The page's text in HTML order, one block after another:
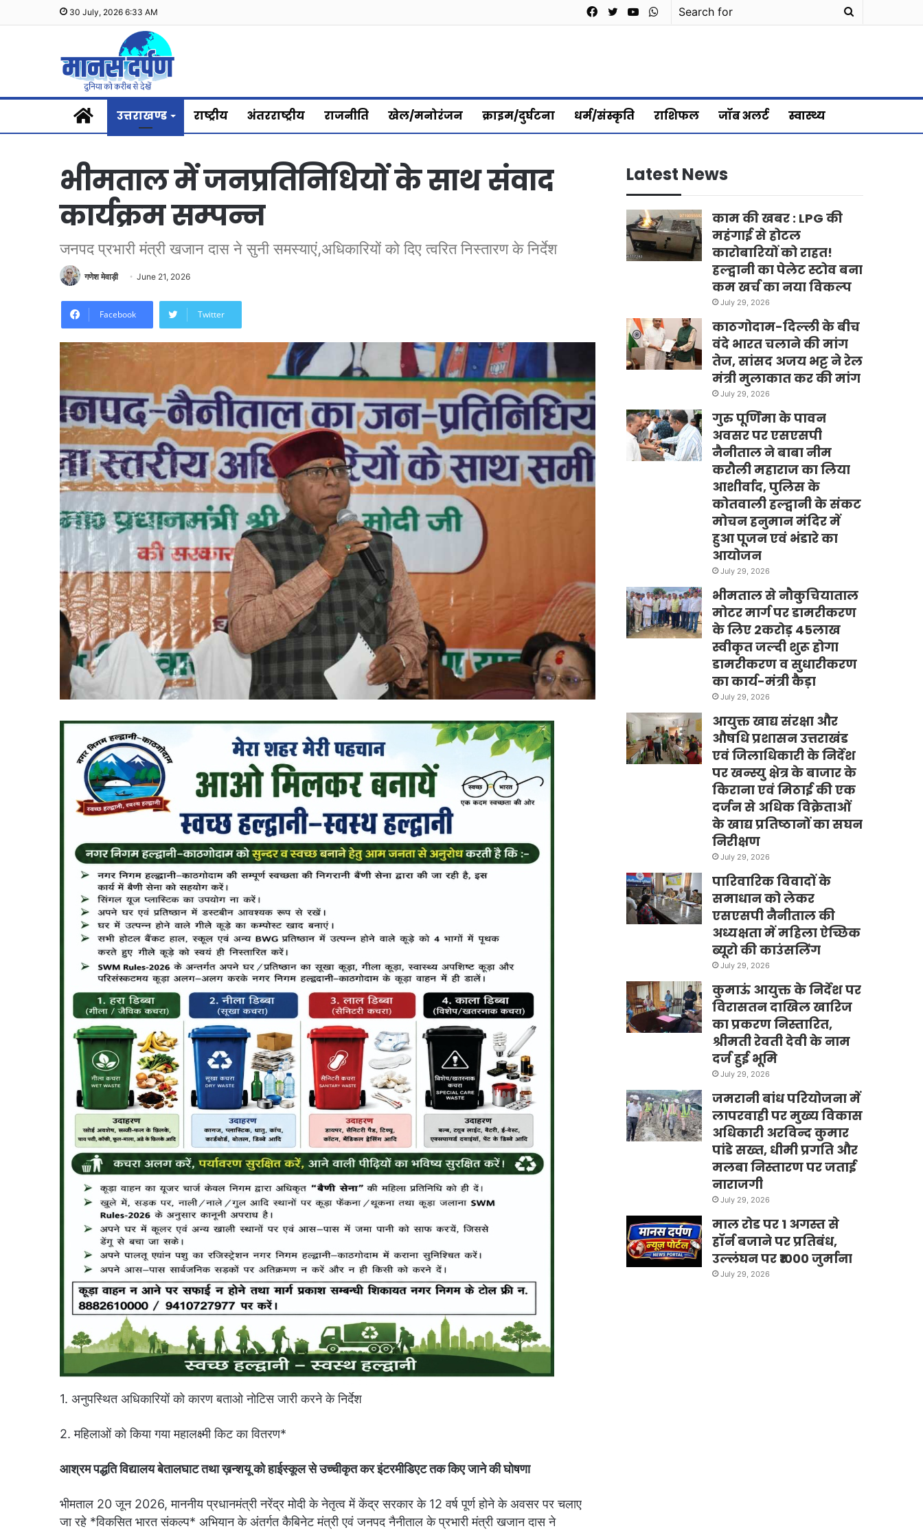
30 July, 2026 6:33 AM
Search
WhatsApp
YouTube
Twitter
Facebook
Homeउत्तराखण्ड राष्ट्रीय अंतरराष्ट्रीय राजनीति खेल/मनोरंजन क्राइम/दुर्घटना धर्म/संस्कृति राशिफल जॉब अलर्ट स्वास्थ्य
भीमताल में जनप्रतिनिधियों के साथ संवाद
कार्यक्रम सम्पन्न
जनपद प्रभारी मंत्री खजान दास ने सुनी समस्याएं,अधिकारियों को दिए त्वरित निस्तारण के निर्देश
गणेश मेवाड़ी June 21, 2026
Facebook Twitter
1. अनुपस्थित अधिकारियों को कारण बताओ नोटिस जारी करने के निर्देश
2. महिलाओं को किया गया महालक्ष्मी किट का वितरण*
आश्रम पद्धति विद्यालय बेतालघाट तथा ख़न्शयू को हाईस्कूल से उच्चीकृत कर इंटरमीडिएट तक किए जाने की घोषणा
भीमताल 20 जून 2026, माननीय प्रधानमंत्री नरेंद्र मोदी के नेतृत्व में केंद्र सरकार के 12 वर्ष पूर्ण होने के अवसर पर चलाए
जा रहे *विकसित भारत संकल्प* अभियान के अंतर्गत कैबिनेट मंत्री एवं जनपद नैनीताल के प्रभारी मंत्री खजान दास ने
Latest News
काम की खबर : LPG की
महंगाई से होटल
कारोबारियों को राहत!
हल्द्वानी का पेलेट स्टोव बना
कम खर्च का नया विकल्प
July 29, 2026
काठगोदाम-दिल्ली के बीच
वंदे भारत चलाने की मांग
तेज, सांसद अजय भट्ट ने रेल
मंत्री मुलाकात कर की मांग
July 29, 2026
गुरु पूर्णिमा के पावन
अवसर पर एसएसपी
नैनीताल ने बाबा नीम
करौली महाराज का लिया
आशीर्वाद, पुलिस के
कोतवाली हल्द्वानी के संकट
मोचन हनुमान मंदिर में
हुआ पूजन एवं भंडारे का
आयोजन
July 29, 2026
भीमताल से नौकुचियाताल
मोटर मार्ग पर डामरीकरण
के लिए 2करोड़ 45लाख
स्वीकृत जल्दी शुरू होगा
डामरीकरण व सुधारीकरण
का कार्य-मंत्री कैड़ा
July 29, 2026
आयुक्त खाद्य संरक्षा और
औषधि प्रशासन उत्तराखंड
एवं जिलाधिकारी के निर्देश
पर खन्स्यु क्षेत्र के बाजार के
किराना एवं मिठाई की एक
दर्जन से अधिक विक्रेताओं
के खाद्य प्रतिष्ठानों का सघन
निरीक्षण
July 29, 2026
पारिवारिक विवादों के
समाधान को लेकर
एसएसपी नैनीताल की
अध्यक्षता में महिला ऐच्छिक
ब्यूरो की काउंसलिंग
July 29, 2026
कुमाऊं आयुक्त के निर्देश पर
विरासतन दाखिल खारिज
का प्रकरण निस्तारित,
श्रीमती रेवती देवी के नाम
दर्ज हुई भूमि
July 29, 2026
जमरानी बांध परियोजना में
लापरवाही पर मुख्य विकास
अधिकारी अरविन्द कुमार
पांडे सख्त, धीमी प्रगति और
मलबा निस्तारण पर जताई
नाराजगी
July 29, 2026
माल रोड पर 1 अगस्त से
हॉर्न बजाने पर प्रतिबंध,
उल्लंघन पर ₹1000 जुर्माना
July 29, 2026